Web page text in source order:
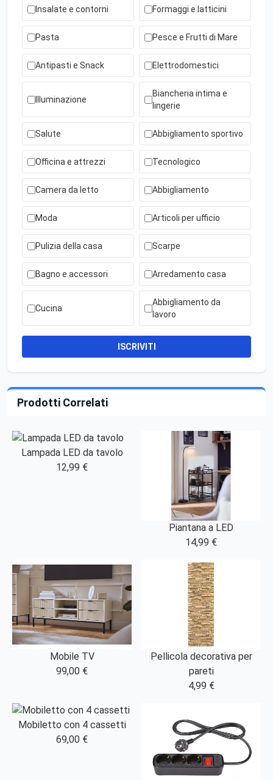
Insalate e contorni Formaggi e latticini
Pasta Pesce e Frutti di Mare
Antipasti e Snack Elettrodomestici
Illuminazione
Biancheria intima e
lingerie
Salute Abbigliamento sportivo
Officina e attrezzi Tecnologico
Camera da letto Abbigliamento
Moda Articoli per ufficio
Pulizia della casa Scarpe
Bagno e accessori Arredamento casa
Cucina
Abbigliamento da
lavoro
ISCRIVITI
Prodotti Correlati
Lampada LED da tavolo
12,99 €
Piantana a LED
14,99 €
Mobile TV
99,00 €
Pellicola decorativa per
pareti
4,99 €
Mobiletto con 4 cassetti
69,00 €